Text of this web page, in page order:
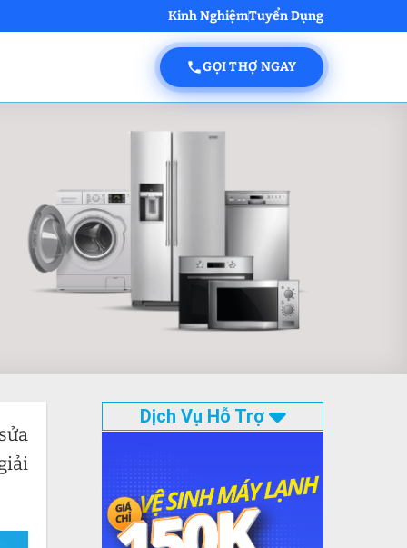
Kinh NghiệmTuyển Dụng
GỌI THỢ NGAY
Dịch Vụ Hỗ Trợ